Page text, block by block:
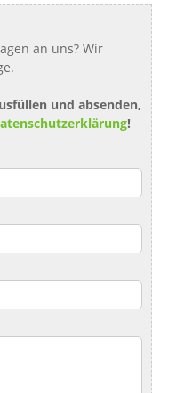
an uns? Wir
und absenden,
!